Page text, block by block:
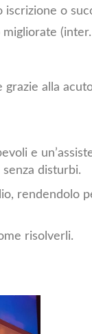
iscrizione o
(inter.
grazie alla
e
disturbi.
rendendolo
risolverli.